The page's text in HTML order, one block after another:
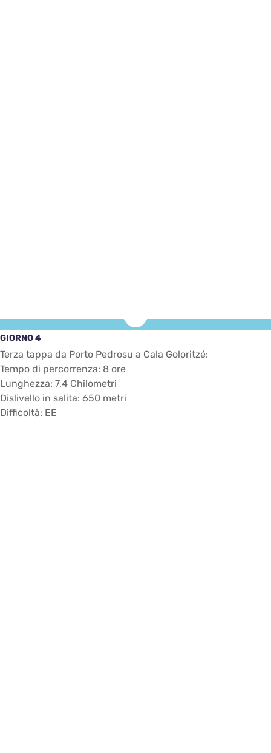
GIORNO 4
Terza tappa da Porto Pedrosu a Cala Goloritzé:
Tempo di percorrenza: 8 ore
Lunghezza: 7,4 Chilometri
Dislivello in salita: 650 metri
Difficoltà: EE